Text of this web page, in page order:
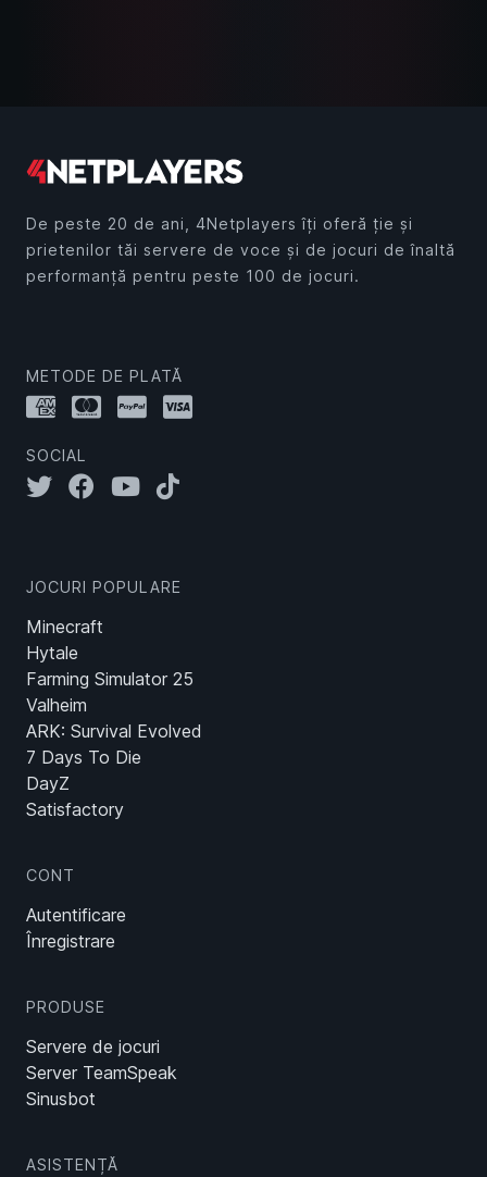
De peste 20 de ani, 4Netplayers îți oferă ție și
prietenilor tăi servere de voce și de jocuri de înaltă
performanță pentru peste 100 de jocuri.
METODE DE PLATĂ
SOCIAL
JOCURI POPULARE
Minecraft
Hytale
Farming Simulator 25
Valheim
ARK: Survival Evolved
7 Days To Die
DayZ
Satisfactory
CONT
Autentificare
Înregistrare
PRODUSE
Servere de jocuri
Server TeamSpeak
Sinusbot
ASISTENȚĂ